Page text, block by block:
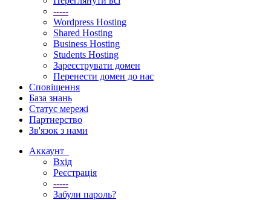
-----
Wordpress Hosting
Shared Hosting
Business Hosting
Students Hosting
Зареєструвати домен
Перенести домен до нас
Сповіщення
База знань
Статус мережі
Партнерство
Зв'язок з нами
Аккаунт
Вхід
Реєстрація
-----
Забули пароль?